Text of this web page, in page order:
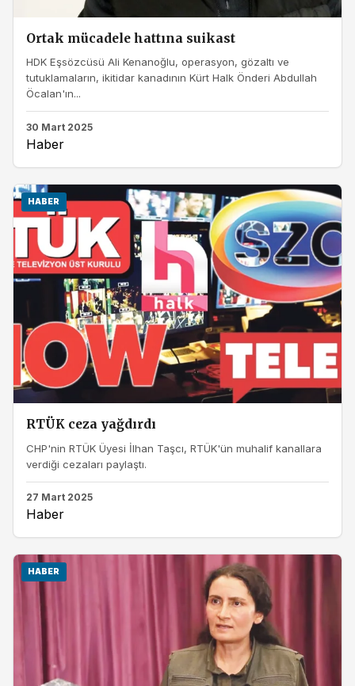
Ortak mücadele hattına suikast
HDK Eşsözcüsü Ali Kenanoğlu, operasyon, gözaltı ve
tutuklamaların, ikitidar kanadının Kürt Halk Önderi Abdullah
Öcalan'ın...
30 Mart 2025
Haber
HABER
RTÜK ceza yağdırdı
CHP'nin RTÜK Üyesi İlhan Taşcı, RTÜK'ün muhalif kanallara
verdiği cezaları paylaştı.
27 Mart 2025
Haber
HABER